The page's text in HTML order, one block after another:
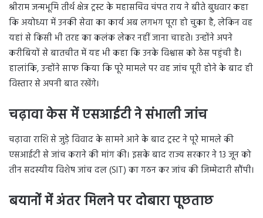
श्रीराम जन्मभूमि तीर्थ क्षेत्र ट्रस्ट के महासचिव चंपत राय ने बीते बुधवार कहा
कि अयोध्या में उनकी सेवा का कार्य अब लगभग पूरा हो चुका है, लेकिन वह
यहां से किसी भी तरह का कलंक लेकर नहीं जाना चाहते। उन्होंने अपने
करीबियों से बातचीत में यह भी कहा कि उनके विश्वास को ठेस पहुंची है।
हालांकि, उन्होंने साफ किया कि पूरे मामले पर वह जांच पूरी होने के बाद ही
विस्तार से अपनी बात रखेंगे।
चढ़ावा केस में एसआईटी ने संभाली जांच
चढ़ावा राशि से जुड़े विवाद के सामने आने के बाद ट्रस्ट ने पूरे मामले की
एसआईटी से जांच कराने की मांग की। इसके बाद राज्य सरकार ने 13 जून को
तीन सदस्यीय विशेष जांच दल (SIT) का गठन कर जांच की जिम्मेदारी सौंपी।
बयानों में अंतर मिलने पर दोबारा पूछताछ